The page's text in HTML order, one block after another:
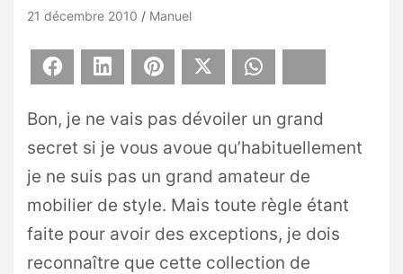
21 décembre 2010 Manuel
Facebook LinkedIn Pinterest
Bon, je ne vais pas dévoiler un grand
secret si je vous avoue qu’habituellement
je ne suis pas un grand amateur de
mobilier de style. Mais toute règle étant
faite pour avoir des exceptions, je dois
reconnaître que cette collection de